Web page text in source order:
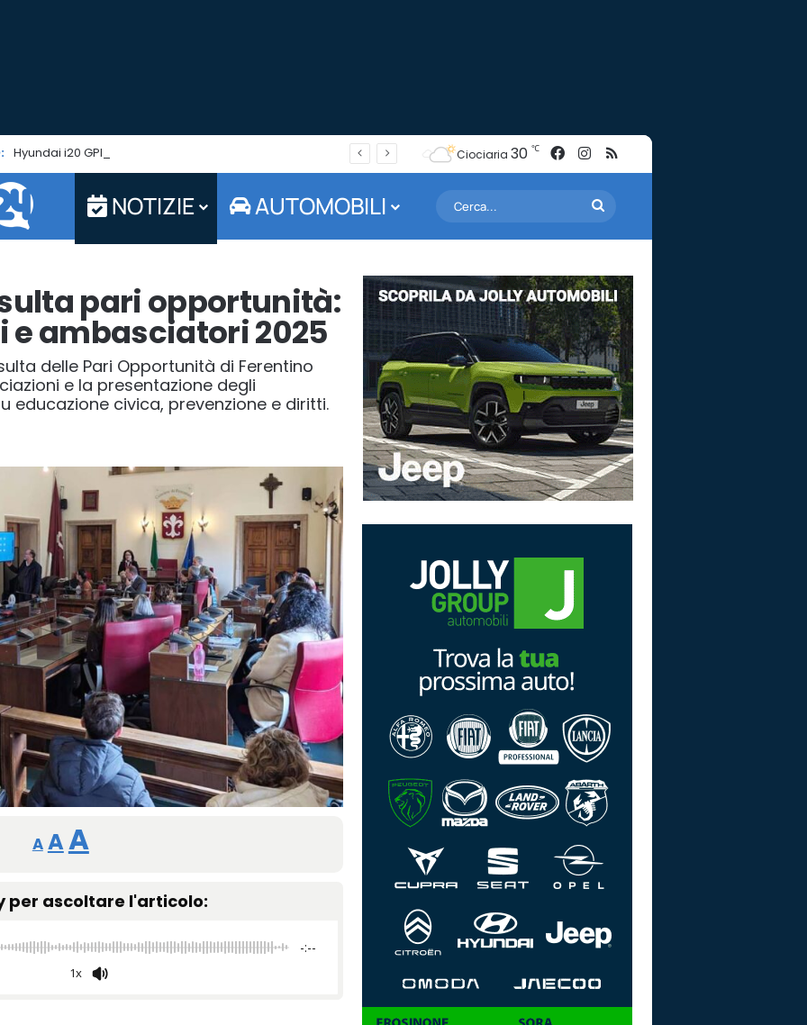
Ciociaria 30 ℃ FacebookInstagram
RSS
NOTIZIE AUTOMOBILI
pari opportunità:
e ambasciatori 2025
delle Pari Opportunità di Ferentino
e la presentazione degli
educazione civica, prevenzione e diritti.
A
Reducir
tamaño
fuente.
A Restablecer
de
fuente
AAumentar
tamaño
de
fuente.
per ascoltare l'articolo:
-:--
1x